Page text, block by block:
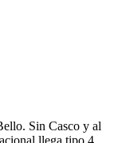
Sin Casco y al
llega tipo 4